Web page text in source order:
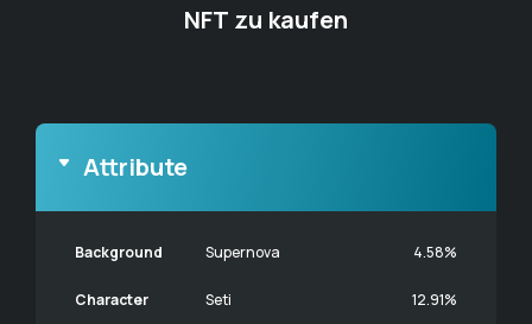
NFT zu kaufen
Attribute
Background Supernova 4.58%
Character Seti 12.91%